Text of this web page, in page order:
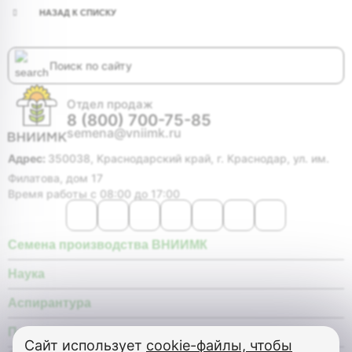
НАЗАД К СПИСКУ
Отдел продаж
8 (800) 700-75-85
semena@vniimk.ru
Адрес: 350038, Краснодарский край, г. Краснодар, ул. им.
Филатова, дом 17
Время работы с 08:00 до 17:00
Семена производства ВНИИМК
Наука
Аспирантура
Покупателю
Сайт использует cookie-файлы, чтобы